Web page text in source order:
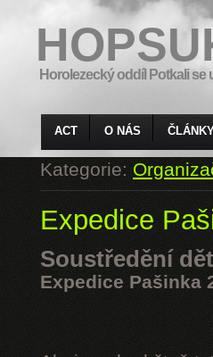
Horolezecký oddíl Potkali se
ACT O NÁS
Kategorie:
Expedice
Soustředění
Expedice Pašinka